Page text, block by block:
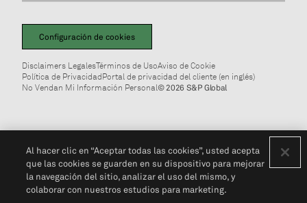
Configuración de cookies
Disclaimers LegalesTérminos de UsoAviso de Cookie
Política de PrivacidadPortal de privacidad del cliente (en inglés)
No Vendan Mi Información Personal© 2026 S&P Global
Al hacer clic en “Aceptar todas las cookies”, usted acepta
que las cookies se guarden en su dispositivo para mejorar
la navegación del sitio, analizar el uso del mismo, y
colaborar con nuestros estudios para marketing.